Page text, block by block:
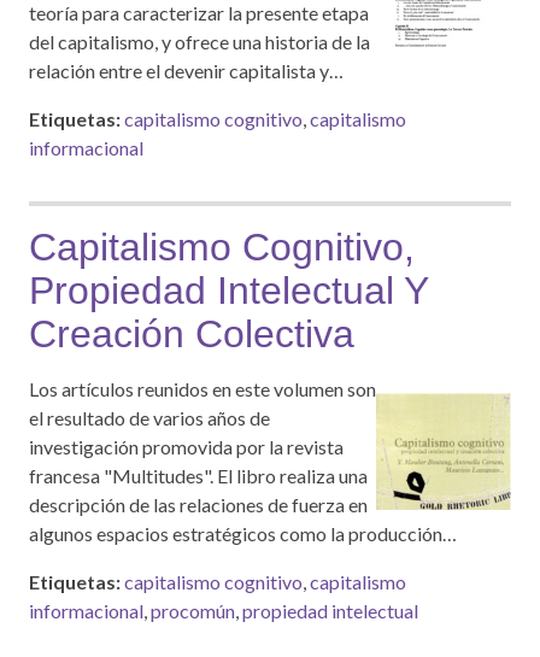
teoría para caracterizar la presente etapa
del capitalismo, y ofrece una historia de la
relación entre el devenir capitalista y…
Etiquetas:capitalismo cognitivo,capitalismo
informacional
Capitalismo Cognitivo,
Propiedad Intelectual Y
Creación Colectiva
Los artículos reunidos en este volumen son
el resultado de varios años de
investigación promovida por la revista
francesa "Multitudes". El libro realiza una
descripción de las relaciones de fuerza en
algunos espacios estratégicos como la producción…
Etiquetas:capitalismo cognitivo,capitalismo
informacional,procomún,propiedad intelectual